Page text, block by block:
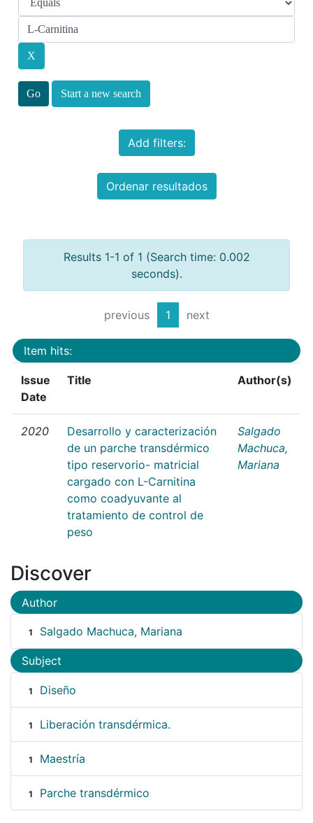
Start a new search
Add filters:
Ordenar resultados
Results 1-1 of 1 (Search time: 0.002
seconds).
previous 1 next
Item hits:
Issue
Date
Title Author(s)
2020
Desarrollo y caracterización
de un parche transdérmico
tipo reservorio- matricial
cargado con L-Carnitina
como coadyuvante al
tratamiento de control de
peso
Salgado
Machuca,
Mariana
Discover
Author
1 Salgado Machuca, Mariana
Subject
1 Diseño
1 Liberación transdérmica.
1 Maestría
1 Parche transdérmico